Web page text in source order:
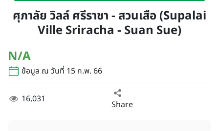
ศุภาลัย วิลล์ ศรีราชา - สวนเสือ (Supalai
Ville Sriracha - Suan Sue)
N/A
ข้อมูล ณ วันที่ 15 ก.พ. 66
16,031 Share